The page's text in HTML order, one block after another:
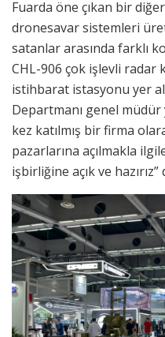
Fuarda öne çıkan bir
dronesavar sistemleri
satanlar arasında farklı
CHL-906 çok işlevli radar
istihbarat istasyonu yer
Departmanı genel müdür
kez katılmış bir firma
pazarlarına açılmakla
işbirliğine açık ve hazırız”